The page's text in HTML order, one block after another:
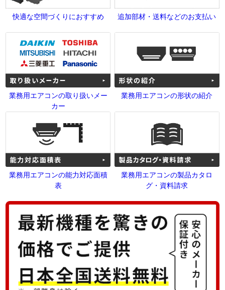
快適な空間づくりにおすすめ 追加部材・送料などのお支払い
業務用エアコンの取り扱いメー
カー
業務用エアコンの形状の紹介
業務用エアコンの能力対応面積
表
業務用エアコンの製品カタロ
グ・資料請求